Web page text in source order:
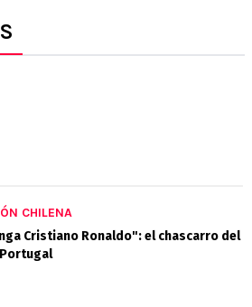
CHILENA
Cristiano Ronaldo": el chascarro del